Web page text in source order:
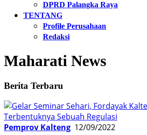
DPRD Palangka Raya
TENTANG
Profile Perusahaan
Redaksi
Maharati News
Berita Terbaru
Pemprov Kalteng 12/09/2022